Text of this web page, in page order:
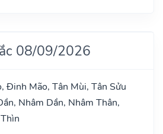
08/09/2026
Đinh Mão, Tân Mùi, Tân Sửu
Nhâm Dần, Nhâm Thân,